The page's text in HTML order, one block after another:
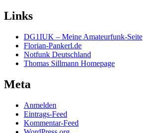
Links
DG1IUK – Meine Amateurfunk-Seite
Florian-Pankerl.de
Notfunk Deutschland
Thomas Sillmann Homepage
Meta
Anmelden
Eintrags-Feed
Kommentar-Feed